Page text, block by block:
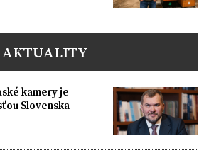
AKTUALITY
kamery je
Slovenska